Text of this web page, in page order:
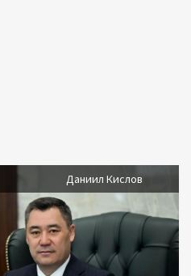
Даниил Кислов